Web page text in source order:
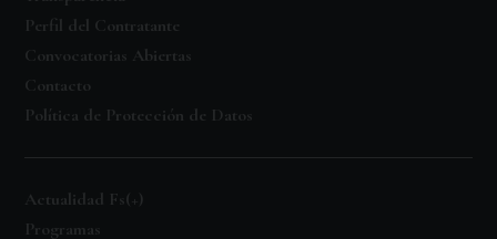
Perfil del Contratante
Convocatorias Abiertas
Contacto
Política de Protección de Datos
Actualidad Fs(+)
Programas